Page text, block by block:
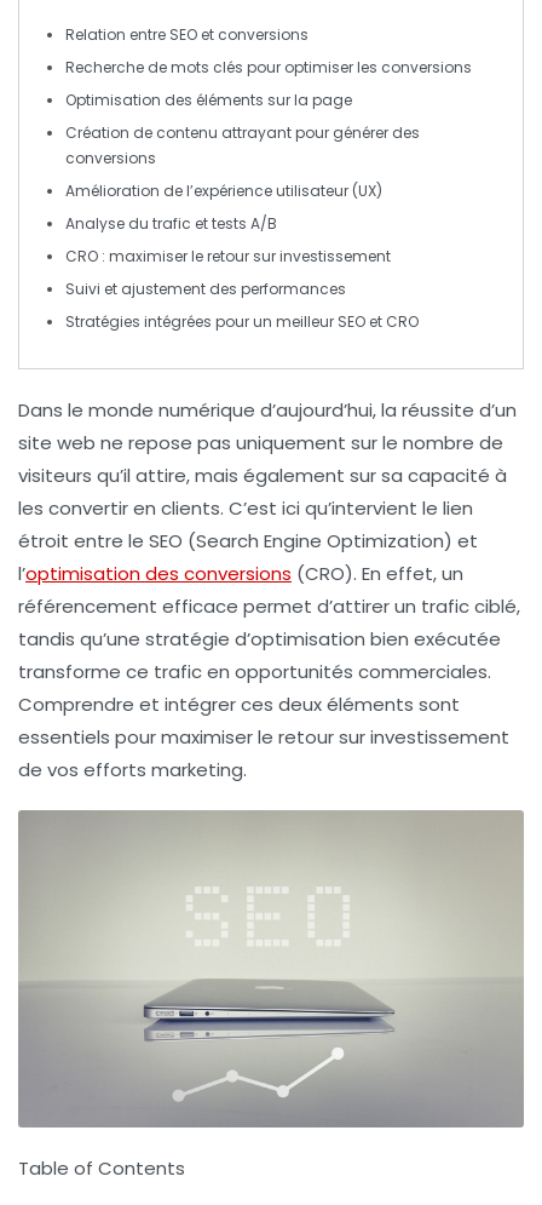
Relation entre SEO et conversions
Recherche de mots clés pour optimiser les conversions
Optimisation des éléments sur la page
Création de contenu attrayantpour générer des
conversions
Amélioration de l’expérience utilisateur (UX)
Analyse du trafic ettests A/B
CRO : maximiser le retour sur investissement
Suivi et ajustement des performances
Stratégies intégrées pour un meilleur SEO et CRO
Dans le monde numérique d’aujourd’hui, la réussite d’un
site web ne repose pas uniquement sur le nombre de
visiteurs qu’il attire, mais également sur sa capacité à
les convertir en clients. C’est ici qu’intervient le lien
étroit entre le SEO (Search Engine Optimization) et
l’optimisation des conversions (CRO). En effet, un
référencement efficace permet d’attirer un trafic ciblé,
tandis qu’une stratégie d’optimisation bien exécutée
transforme ce trafic en opportunités commerciales.
Comprendre et intégrer ces deux éléments sont
essentiels pour maximiser le retour sur investissement
de vos efforts marketing.
Table of Contents